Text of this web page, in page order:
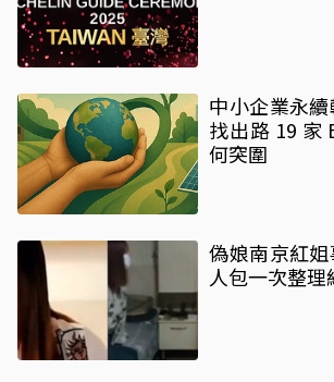
中小企業永
找出路 19 家
何突圍
偽娘南京紅
人包一次整理